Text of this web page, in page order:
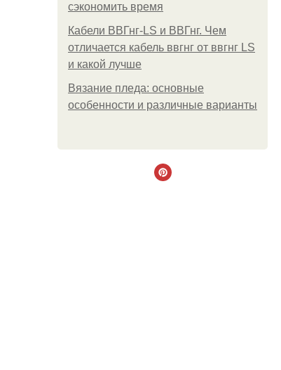
сэкономить время
Кабели ВВГнг-LS и ВВГнг. Чем
отличается кабель ввгнг от ввгнг LS
и какой лучше
Вязание пледа: основные
особенности и различные варианты